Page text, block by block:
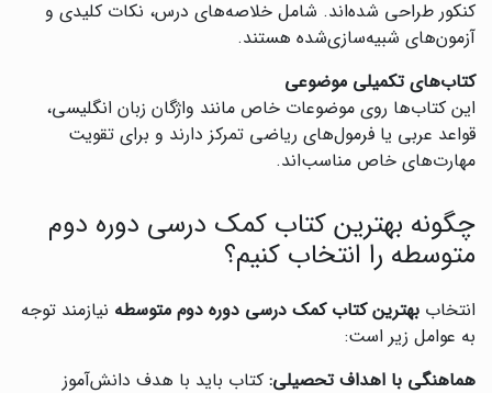
کنکور طراحی شده‌اند. شامل خلاصه‌های درس، نکات کلیدی و
آزمون‌های شبیه‌سازی‌شده هستند.
کتاب‌های تکمیلی موضوعی
این کتاب‌ها روی موضوعات خاص مانند واژگان زبان انگلیسی،
قواعد عربی یا فرمول‌های ریاضی تمرکز دارند و برای تقویت
مهارت‌های خاص مناسب‌اند.
چگونه بهترین کتاب کمک درسی دوره دوم
متوسطه را انتخاب کنیم؟
انتخاب بهترین کتاب کمک درسی دوره دوم متوسطه نیازمند توجه
به عوامل زیر است:
هماهنگی با اهداف تحصیلی: کتاب باید با هدف دانش‌آموز